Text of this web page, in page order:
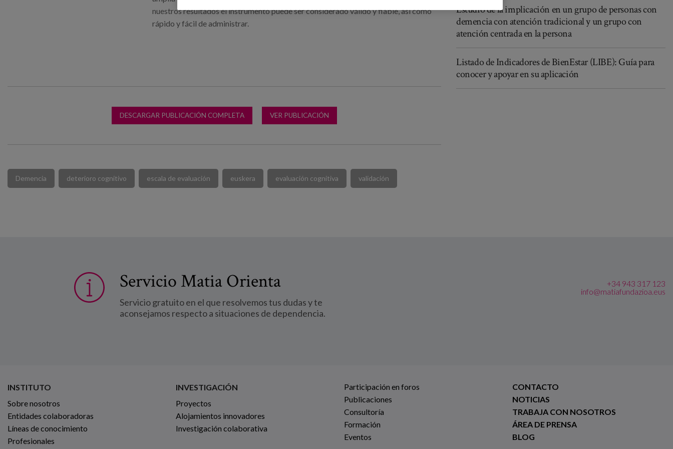
nuestros resultados el instrumento puede ser considerado válido y fiable, así como
rápido y fácil de administrar.
DESCARGAR PUBLICACIÓN COMPLETA VER PUBLICACIÓN
Demencia deterioro cognitivo escala de evaluación euskera evaluación cognitiva validación
Estudio de la implicación en un grupo de personas con
demencia con atención tradicional y un grupo con
atención centrada en la persona
Listado de Indicadores de BienEstar (LIBE): Guía para
conocer y apoyar en su aplicación
Servicio Matia Orienta
Servicio gratuito en el que resolvemos tus dudas y te
aconsejamos respecto a situaciones de dependencia.
+34 943 317 123
info@matiafundazioa.eus
INSTITUTO
Sobre nosotros
Entidades colaboradoras
Líneas de conocimiento
Profesionales
INVESTIGACIÓN
Proyectos
Alojamientos innovadores
Investigación colaborativa
Participación en foros
Publicaciones
Consultoría
Formación
Eventos
CONTACTO
NOTICIAS
TRABAJA CON NOSOTROS
ÁREA DE PRENSA
BLOG